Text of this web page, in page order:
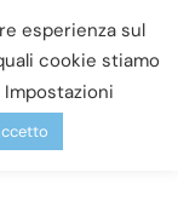
Toggle
esperienza sul
cookie stiamo